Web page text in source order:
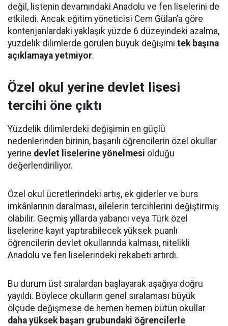
değil, listenin devamındaki Anadolu ve fen liselerini de
etkiledi. Ancak eğitim yöneticisi Cem Gülan’a göre
kontenjanlardaki yaklaşık yüzde 6 düzeyindeki azalma,
yüzdelik dilimlerde görülen büyük değişimi tek başına
açıklamaya yetmiyor.
Özel okul yerine devlet lisesi
tercihi öne çıktı
Yüzdelik dilimlerdeki değişimin en güçlü
nedenlerinden birinin, başarılı öğrencilerin özel okullar
yerine devlet liselerine yönelmesi olduğu
değerlendiriliyor.
Özel okul ücretlerindeki artış, ek giderler ve burs
imkânlarının daralması, ailelerin tercihlerini değiştirmiş
olabilir. Geçmiş yıllarda yabancı veya Türk özel
liselerine kayıt yaptırabilecek yüksek puanlı
öğrencilerin devlet okullarında kalması, nitelikli
Anadolu ve fen liselerindeki rekabeti artırdı.
Bu durum üst sıralardan başlayarak aşağıya doğru
yayıldı. Böylece okulların genel sıralaması büyük
ölçüde değişmese de hemen hemen bütün okullar
daha yüksek başarı grubundaki öğrencilerle